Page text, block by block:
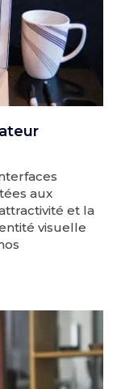
aux
et la
visuelle